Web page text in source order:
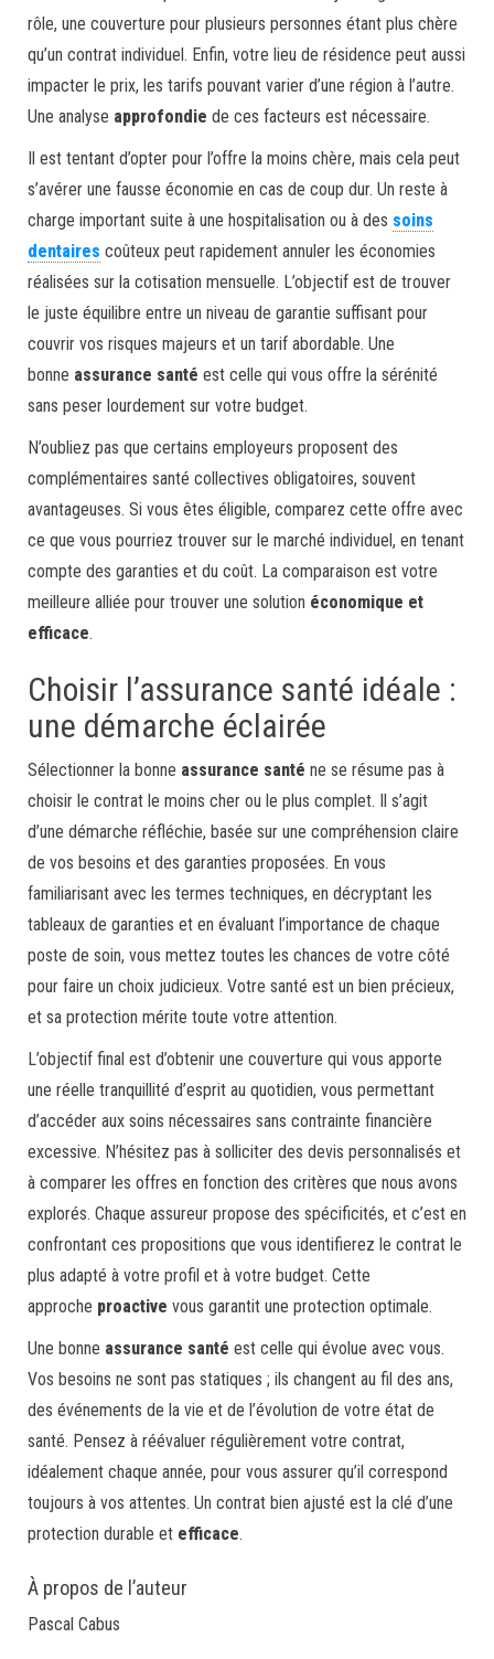
rôle, une couverture pour plusieurs personnes étant plus chère
qu’un contrat individuel. Enfin, votre lieu de résidence peut aussi
impacter le prix, les tarifs pouvant varier d’une région à l’autre.
Une analyse approfondie de ces facteurs est nécessaire.
Il est tentant d’opter pour l’offre la moins chère, mais cela peut
s’avérer une fausse économie en cas de coup dur. Un reste à
charge important suite à une hospitalisation ou à des soins
dentaires coûteux peut rapidement annuler les économies
réalisées sur la cotisation mensuelle. L’objectif est de trouver
le juste équilibre entre un niveau de garantie suffisant pour
couvrir vos risques majeurs et un tarif abordable. Une
bonne assurance santé est celle qui vous offre la sérénité
sans peser lourdement sur votre budget.
N’oubliez pas que certains employeurs proposent des
complémentaires santé collectives obligatoires, souvent
avantageuses. Si vous êtes éligible, comparez cette offre avec
ce que vous pourriez trouver sur le marché individuel, en tenant
compte des garanties et du coût. La comparaison est votre
meilleure alliée pour trouver une solution économique et
efficace.
Choisir l’assurance santé idéale :
une démarche éclairée
Sélectionner la bonne assurance santé ne se résume pas à
choisir le contrat le moins cher ou le plus complet. Il s’agit
d’une démarche réfléchie, basée sur une compréhension claire
de vos besoins et des garanties proposées. En vous
familiarisant avec les termes techniques, en décryptant les
tableaux de garanties et en évaluant l’importance de chaque
poste de soin, vous mettez toutes les chances de votre côté
pour faire un choix judicieux. Votre santé est un bien précieux,
et sa protection mérite toute votre attention.
L’objectif final est d’obtenir une couverture qui vous apporte
une réelle tranquillité d’esprit au quotidien, vous permettant
d’accéder aux soins nécessaires sans contrainte financière
excessive. N’hésitez pas à solliciter des devis personnalisés et
à comparer les offres en fonction des critères que nous avons
explorés. Chaque assureur propose des spécificités, et c’est en
confrontant ces propositions que vous identifierez le contrat le
plus adapté à votre profil et à votre budget. Cette
approche proactive vous garantit une protection optimale.
Une bonne assurance santé est celle qui évolue avec vous.
Vos besoins ne sont pas statiques ; ils changent au fil des ans,
des événements de la vie et de l’évolution de votre état de
santé. Pensez à réévaluer régulièrement votre contrat,
idéalement chaque année, pour vous assurer qu’il correspond
toujours à vos attentes. Un contrat bien ajusté est la clé d’une
protection durable et efficace.
À propos de l’auteur
Pascal Cabus